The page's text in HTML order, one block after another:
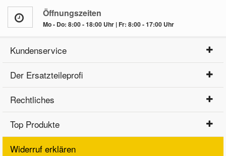
Öffnungszeiten
Mo - Do: 8:00 - 18:00 Uhr | Fr: 8:00 - 17:00 Uhr
Kundenservice
Der Ersatzteileprofi
Rechtliches
Top Produkte
Widerruf erklären